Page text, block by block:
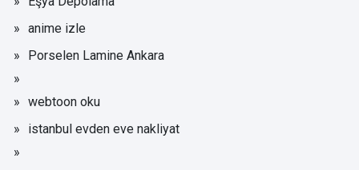
anime izle
Porselen Lamine Ankara
webtoon oku
istanbul evden eve nakliyat